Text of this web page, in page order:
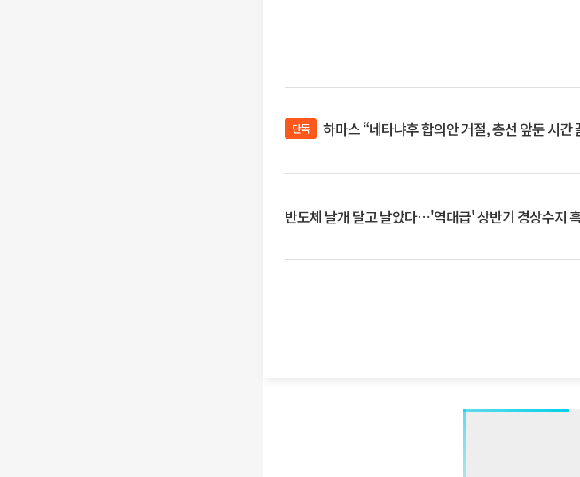
단독 하마스 “네타냐후 합의안 거절, 총선 앞둔 시간
반도체 날개 달고 날았다⋯'역대급' 상반기 경상수지